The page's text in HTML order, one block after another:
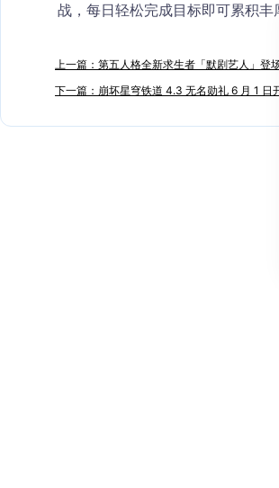
战，每日轻松完成目标即可累积
上一篇：第五人格全新求生者「默剧艺人」登
下一篇：崩坏星穹铁道 4.3 无名勋礼 6 月 1 日